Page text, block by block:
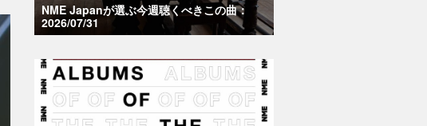
NME Japanが選ぶ今週聴くべきこの曲：
2026/07/31